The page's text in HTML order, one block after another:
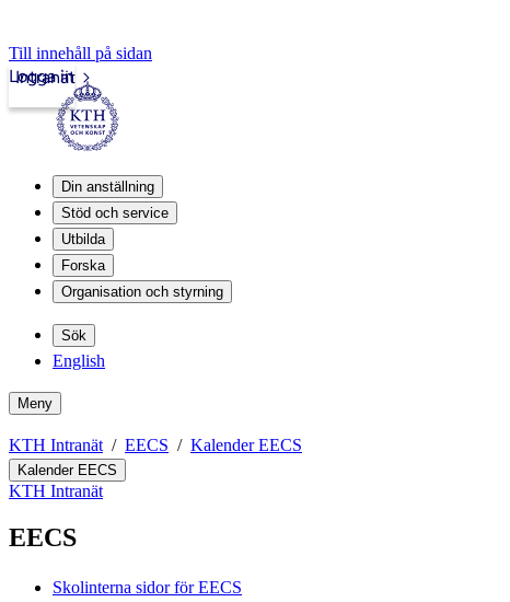
Till innehåll på sidan
Intranät
Logga in
Din anställning
Stöd och service
Utbilda
Forska
Organisation och styrning
Sök
English
Meny
KTH Intranät EECS Kalender EECS
Kalender EECS
KTH Intranät
EECS
Skolinterna sidor för EECS